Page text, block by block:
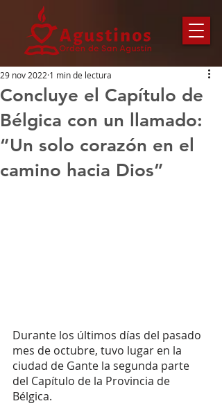
Concluye el Capítulo de
Bélgica con un llamado:
“Un solo corazón en el
camino hacia Dios”
29 nov 2022 1 min de lectura
Durante los últimos días del pasado
mes de octubre, tuvo lugar en la
ciudad de Gante la segunda parte
del Capítulo de la Provincia de
Bélgica.